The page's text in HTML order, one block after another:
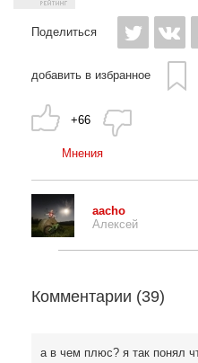
Поделиться
добавить в избранное
+66
Мнения
aacho
Алексей
Комментарии (39)
а в чем плюс? я так понял